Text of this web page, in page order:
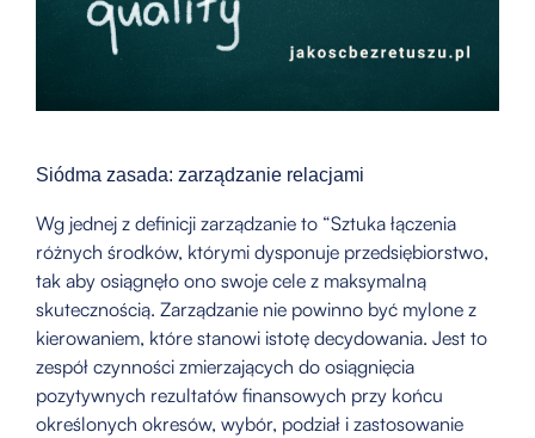
Siódma zasada: zarządzanie relacjami
Wg jednej z definicji zarządzanie to “Sztuka łączenia
różnych środków, którymi dysponuje przedsiębiorstwo,
tak aby osiągnęło ono swoje cele z maksymalną
skutecznością. Zarządzanie nie powinno być mylone z
kierowaniem, które stanowi istotę decydowania. Jest to
zespół czynności zmierzających do osiągnięcia
pozytywnych rezultatów finansowych przy końcu
określonych okresów, wybór, podział i zastosowanie